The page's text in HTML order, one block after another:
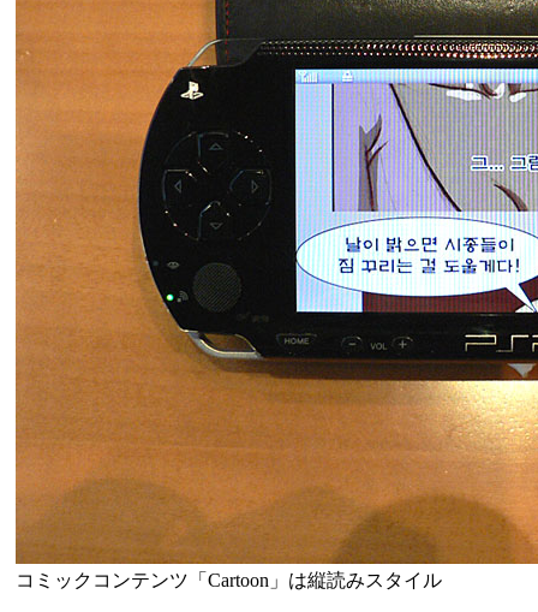
コミックコンテンツ「Cartoon」は縦読みスタイル